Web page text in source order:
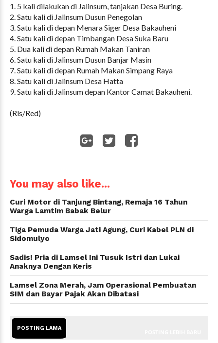
1. 5 kali dilakukan di Jalinsum, tanjakan Desa Buring.
2. Satu kali di Jalinsum Dusun Penegolan
3. Satu kali di depan Menara Siger Desa Bakauheni
4. Satu kali di depan Timbangan Desa Suka Baru
5. Dua kali di depan Rumah Makan Taniran
6. Satu kali di Jalinsum Dusun Banjar Masin
7. Satu kali di depan Rumah Makan Simpang Raya
8. Satu kali di Jalinsum Desa Hatta
9. Satu kali di Jalinsum depan Kantor Camat Bakauheni.
(Rls/Red)
You may also like...
Curi Motor di Tanjung Bintang, Remaja 16 Tahun
Warga Lamtim Babak Belur
Tiga Pemuda Warga Jati Agung, Curi Kabel PLN di
Sidomulyo
Sadis! Pria di Lamsel Ini Tusuk Istri dan Lukai
Anaknya Dengan Keris
Lamsel Zona Merah, Jam Operasional Pembuatan
SIM dan Bayar Pajak Akan Dibatasi
POSTING LAMA